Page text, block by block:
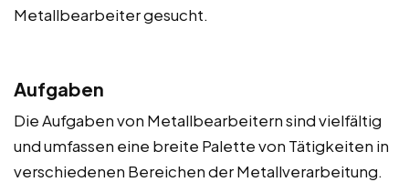
Metallbearbeiter gesucht.
Aufgaben
Die Aufgaben von Metallbearbeitern sind vielfältig
und umfassen eine breite Palette von Tätigkeiten in
verschiedenen Bereichen der Metallverarbeitung.